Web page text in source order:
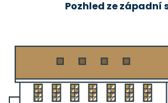
Pozhled ze západní